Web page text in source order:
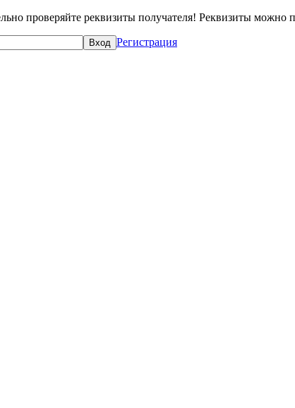
проверяйте реквизиты получателя! Реквизиты можно
Регистрация